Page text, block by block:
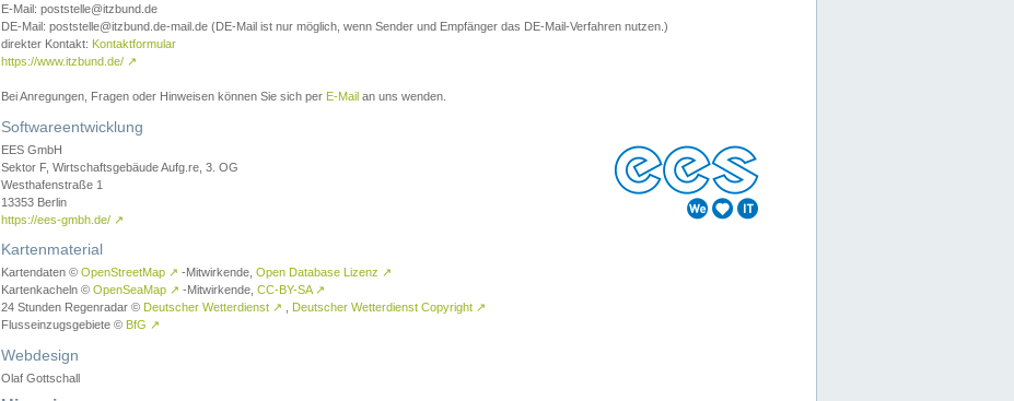
E-Mail: poststelle@itzbund.de
DE-Mail: poststelle@itzbund.de-mail.de (DE-Mail ist nur möglich, wenn Sender und Empfänger das DE-Mail-Verfahren nutzen.)
direkter Kontakt: Kontaktformular
https://www.itzbund.de/ ↗
Bei Anregungen, Fragen oder Hinweisen können Sie sich per E-Mail an uns wenden.
Softwareentwicklung
EES GmbH
Sektor F, Wirtschaftsgebäude Aufg.re, 3. OG
Westhafenstraße 1
13353 Berlin
https://ees-gmbh.de/ ↗
Kartenmaterial
Kartendaten © OpenStreetMap ↗ -Mitwirkende, Open Database Lizenz ↗
Kartenkacheln © OpenSeaMap ↗ -Mitwirkende, CC-BY-SA ↗
24 Stunden Regenradar © Deutscher Wetterdienst ↗ Deutscher Wetterdienst Copyright ↗
Flusseinzugsgebiete © BfG ↗
Webdesign
Olaf Gottschall